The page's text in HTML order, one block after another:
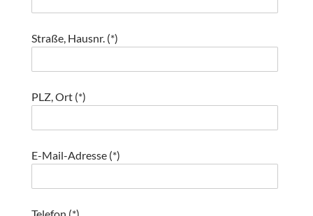
Straße, Hausnr. (*)
PLZ, Ort (*)
E-Mail-Adresse (*)